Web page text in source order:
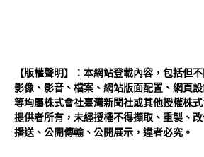
【版權聲明】：本網站登載內容，包括但
影像、影音、檔案、網站版面配置、網頁
等均屬株式會社臺灣新聞社或其他授權株
提供者所有，未經授權不得擷取、重製、
播送、公開傳輸、公開展示，違者必究。